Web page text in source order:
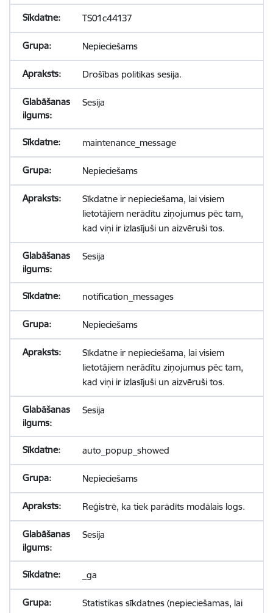
TS01c44137
Nepieciešams
Drošības politikas sesija.
Sesija
maintenance_message
Nepieciešams
Sīkdatne ir nepieciešama, lai visiem
lietotājiem nerādītu ziņojumus pēc tam,
kad viņi ir izlasījuši un aizvēruši tos.
Sesija
notification_messages
Nepieciešams
Sīkdatne ir nepieciešama, lai visiem
lietotājiem nerādītu ziņojumus pēc tam,
kad viņi ir izlasījuši un aizvēruši tos.
Sesija
auto_popup_showed
Nepieciešams
Reģistrē, ka tiek parādīts modālais logs.
Sesija
_ga
Statistikas sīkdatnes (nepieciešamas, lai